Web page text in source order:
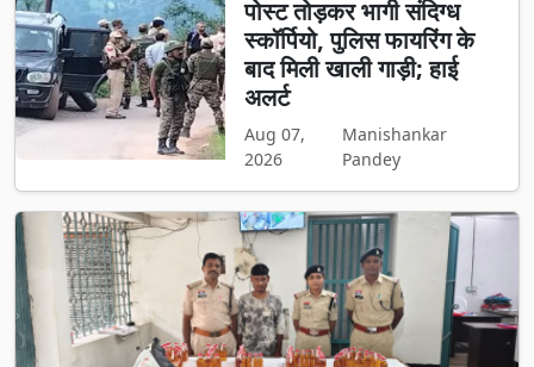
पोस्ट तोड़कर भागी संदिग्ध
स्कॉर्पियो, पुलिस फायरिंग के
बाद मिली खाली गाड़ी; हाई
अलर्ट
Aug 07,
2026
Manishankar
Pandey